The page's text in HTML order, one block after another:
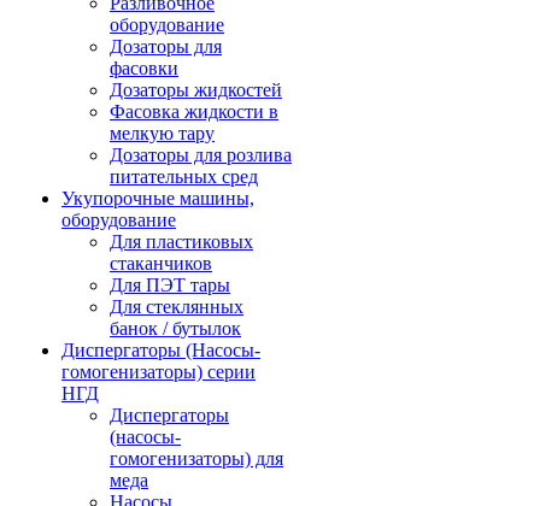
оборудование
Дозаторы для
фасовки
Дозаторы жидкостей
Фасовка жидкости в
мелкую тару
Дозаторы для розлива
питательных сред
Укупорочные машины,
оборудование
Для пластиковых
стаканчиков
Для ПЭТ тары
Для стеклянных
банок / бутылок
Диспергаторы (Насосы-
гомогенизаторы) серии
НГД
Диспергаторы
(насосы-
гомогенизаторы) для
меда
Насосы